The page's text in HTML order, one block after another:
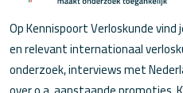
Op Kennispoort Verloskunde
en relevant internationaal
onderzoek, interviews met